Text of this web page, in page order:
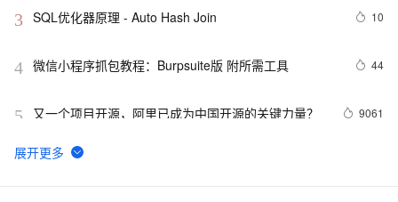
3 SQL优化器原理 - Auto Hash Join 10
4 微信小程序抓包教程：Burpsuite版 附所需工具 44
5 又一个项目开源，阿里已成为中国开源的关键力量？ 9061
6 tailwindcss使用教程